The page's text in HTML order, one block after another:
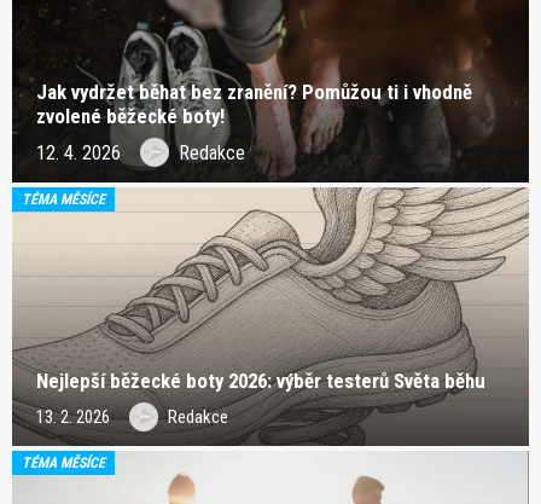
Jak vydržet běhat bez zranění? Pomůžou ti i vhodně
zvolené běžecké boty!
12. 4. 2026 Redakce
TÉMA MĚSÍCE
Nejlepší běžecké boty 2026: výběr testerů Světa běhu
13. 2. 2026 Redakce
TÉMA MĚSÍCE